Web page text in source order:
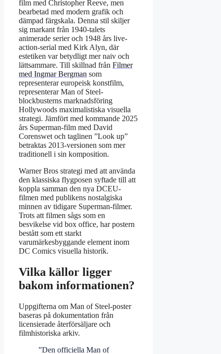
film med Christopher Reeve, men
bearbetad med modern grafik och
dämpad färgskala. Denna stil skiljer
sig markant från 1940-talets
animerade serier och 1948 års live-
action-serial med Kirk Alyn, där
estetiken var betydligt mer naiv och
lättsammare. Till skillnad från Filmer
med Ingmar Bergman som
representerar europeisk konstfilm,
representerar Man of Steel-
blockbusterns marknadsföring
Hollywoods maximalistiska visuella
strategi. Jämfört med kommande 2025
års Superman-film med David
Corenswet och taglinen ”Look up”
betraktas 2013-versionen som mer
traditionell i sin komposition.
Warner Bros strategi med att använda
den klassiska flygposen syftade till att
koppla samman den nya DCEU-
filmen med publikens nostalgiska
minnen av tidigare Superman-filmer.
Trots att filmen sågs som en
besvikelse vid box office, har postern
bestått som ett starkt
varumärkesbyggande element inom
DC Comics visuella historik.
Vilka källor ligger
bakom informationen?
Uppgifterna om Man of Steel-poster
baseras på dokumentation från
licensierade återförsäljare och
filmhistoriska arkiv.
”Den officiella Man of